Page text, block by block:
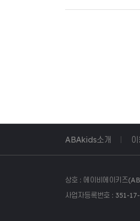
ABAkids소개
상호 : 에이비에이키즈
사업자등록번호 : 351-